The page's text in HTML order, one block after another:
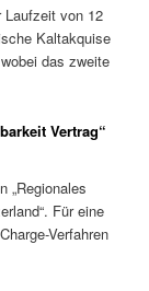
Laufzeit von 12
Kaltakquise
das zweite
Vertrag“
„Regionales
Für eine
Verfahren